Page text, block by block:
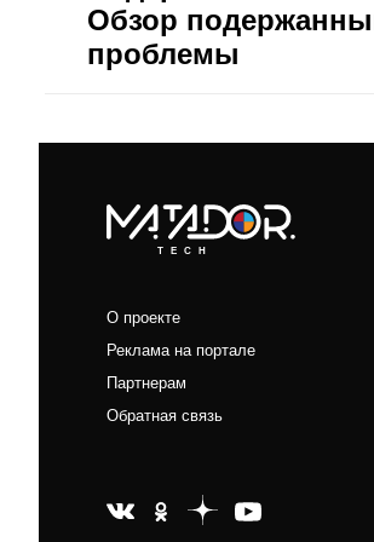
Обзор
проблемы
TECH
О проекте
Реклама на портале
Партнерам
Обратная связь